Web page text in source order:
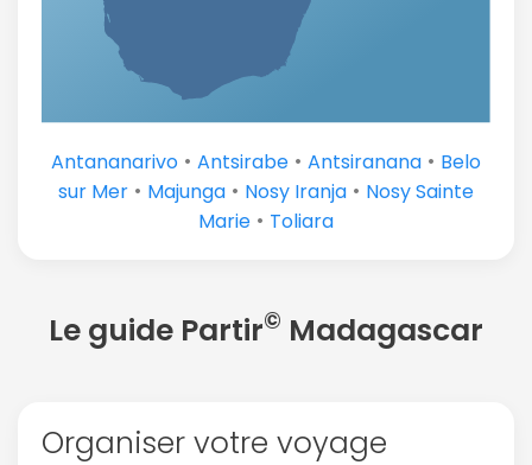
Antananarivo • Antsirabe • Antsiranana • Belo
sur Mer • Majunga • Nosy Iranja • Nosy Sainte
Marie • Toliara
Le guide Partir© Madagascar
Organiser votre voyage